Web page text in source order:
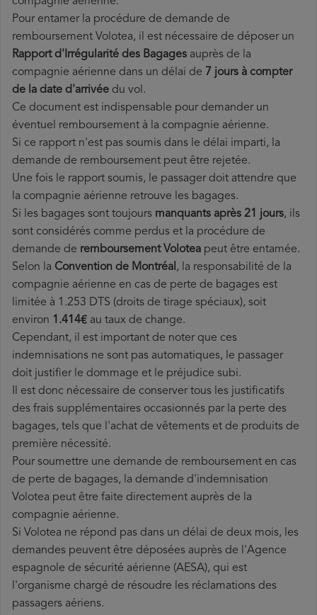
Pour entamer la procédure de demande de
remboursement Volotea, il est nécessaire de déposer un
Rapport d'Irrégularité des Bagages auprès de la
compagnie aérienne dans un délai de 7 jours à compter
de la date d'arrivée du vol.
Ce document est indispensable pour demander un
éventuel remboursement à la compagnie aérienne.
Si ce rapport n'est pas soumis dans le délai imparti, la
demande de remboursement peut être rejetée.
Une fois le rapport soumis, le passager doit attendre que
la compagnie aérienne retrouve les bagages.
Si les bagages sont toujours manquants après 21 jours, ils
sont considérés comme perdus et la procédure de
demande de remboursement Volotea peut être entamée.
Selon la Convention de Montréal, la responsabilité de la
compagnie aérienne en cas de perte de bagages est
limitée à 1.253 DTS (droits de tirage spéciaux), soit
environ 1.414€ au taux de change.
Cependant, il est important de noter que ces
indemnisations ne sont pas automatiques, le passager
doit justifier le dommage et le préjudice subi.
Il est donc nécessaire de conserver tous les justificatifs
des frais supplémentaires occasionnés par la perte des
bagages, tels que l'achat de vêtements et de produits de
première nécessité.
Pour soumettre une demande de remboursement en cas
de perte de bagages, la demande d'indemnisation
Volotea peut être faite directement auprès de la
compagnie aérienne.
Si Volotea ne répond pas dans un délai de deux mois, les
demandes peuvent être déposées auprès de l'Agence
espagnole de sécurité aérienne (AESA), qui est
l'organisme chargé de résoudre les réclamations des
passagers aériens.